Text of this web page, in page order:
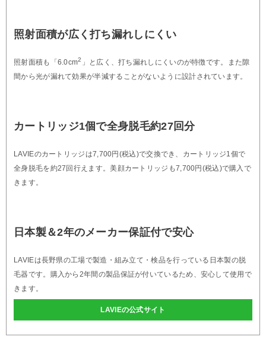
照射面積が広く打ち漏れしにくい
照射面積も「6.0cm2 」と広く、打ち漏れしにくいのが特徴です。また隙
間から光が漏れて効果が半減することがないように設計されています。
カートリッジ1個で全身脱毛約27回分
LAVIEのカートリッジは7,700円(税込)で交換でき、カートリッジ1個で
全身脱毛を約27回行えます。美顔カートリッジも7,700円(税込)で購入で
きます。
日本製＆2年のメーカー保証付で安心
LAVIEは長野県の工場で製造・組み立て・検品を行っている日本製の脱
毛器です。購入から2年間の製品保証が付いているため、安心して使用で
きます。
LAVIEの公式サイト